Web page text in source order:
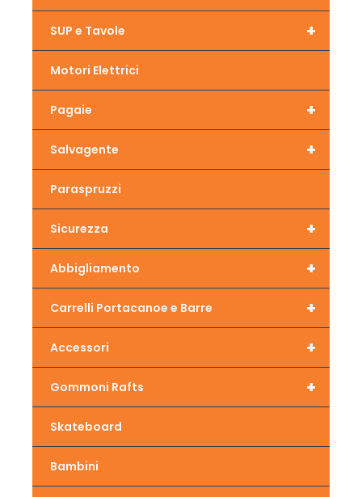
+
SUP e Tavole
Motori Elettrici
+
Pagaie
+
Salvagente
Paraspruzzi
+
Sicurezza
+
Abbigliamento
+
Carrelli Portacanoe e Barre
+
Accessori
+
Gommoni Rafts
Skateboard
Bambini